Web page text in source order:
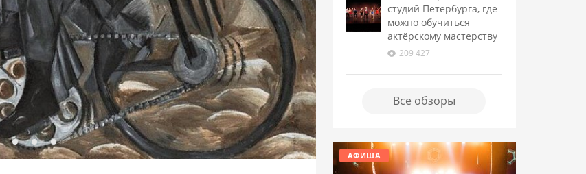
студий Петербурга, где
можно обучиться
актёрскому мастерству
209 427
Все обзоры
АФИША